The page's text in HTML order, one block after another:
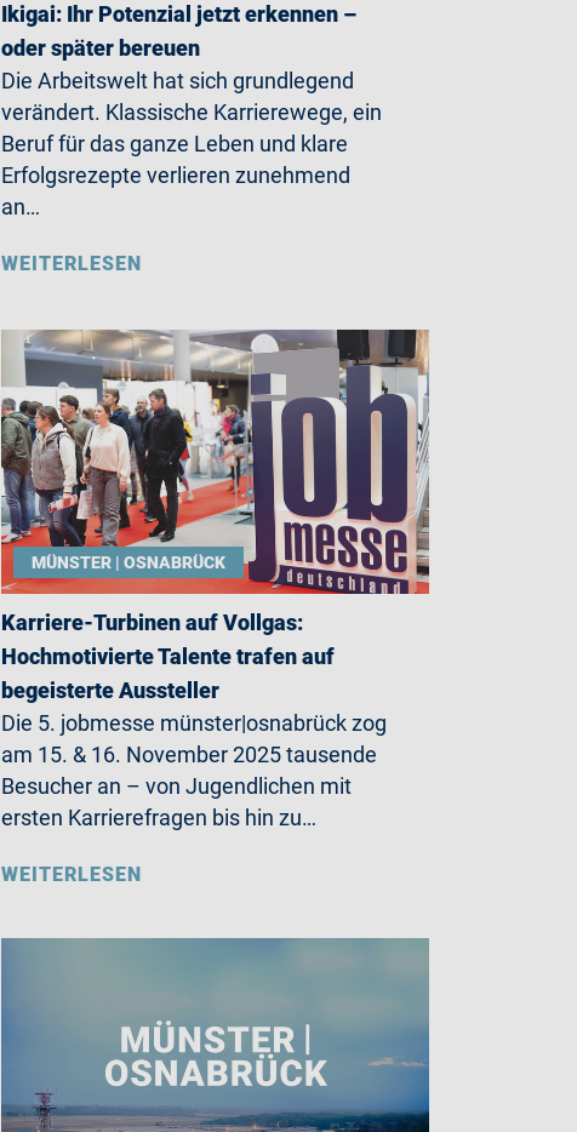
Ikigai: Ihr Potenzial jetzt erkennen –
oder später bereuen
Die Arbeitswelt hat sich grundlegend
verändert. Klassische Karrierewege, ein
Beruf für das ganze Leben und klare
Erfolgsrezepte verlieren zunehmend
an…
WEITERLESEN
MÜNSTER | OSNABRÜCK
Karriere-Turbinen auf Vollgas:
Hochmotivierte Talente trafen auf
begeisterte Aussteller
Die 5. jobmesse münster|osnabrück zog
am 15. & 16. November 2025 tausende
Besucher an – von Jugendlichen mit
ersten Karrierefragen bis hin zu…
WEITERLESEN